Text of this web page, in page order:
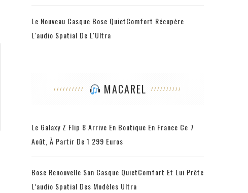
Le Nouveau Casque Bose QuietComfort Récupère
L'audio Spatial De L'Ultra
MACAREL
Le Galaxy Z Flip 8 Arrive En Boutique En France Ce 7
Août, À Partir De 1 299 Euros
Bose Renouvelle Son Casque QuietComfort Et Lui Prête
L’audio Spatial Des Modèles Ultra